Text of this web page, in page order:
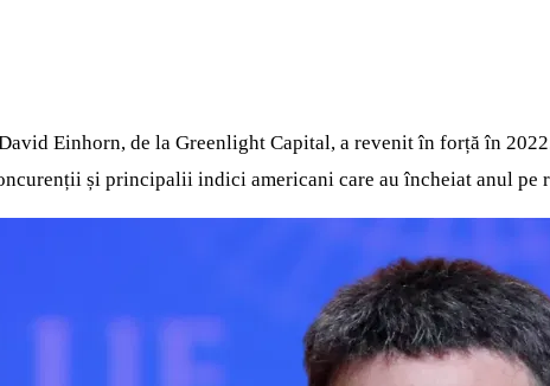
Einhorn, de la Greenlight Capital, a revenit în forță în
și principalii indici americani care au încheiat anul pe